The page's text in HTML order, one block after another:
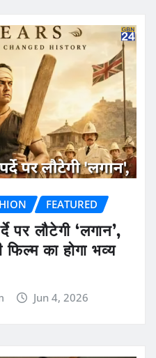
FEATURED
पर लौटेगी ‘लगान’,
का होगा भव्य
Jun 4, 2026